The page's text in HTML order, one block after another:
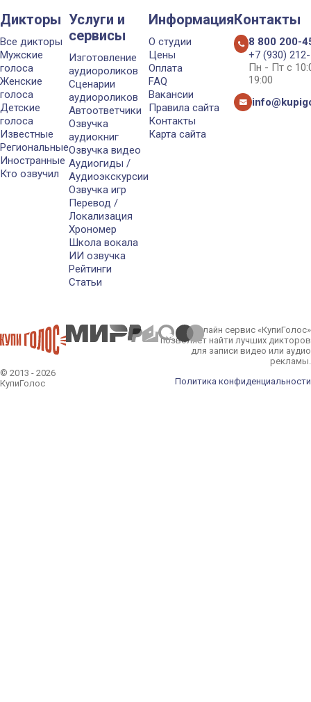
Дикторы
Все дикторы
Мужские
голоса
Женские
голоса
Детские
голоса
Известные
Региональные
Иностранные
Кто озвучил
Услуги и
сервисы
Изготовление
аудиороликов
Сценарии
аудиороликов
Автоответчики
Озвучка
аудиокниг
Озвучка видео
Аудиогиды /
Аудиоэкскурсии
Озвучка игр
Перевод /
Локализация
Хрономер
Школа вокала
ИИ озвучка
Рейтинги
Статьи
Информация
О студии
Цены
Оплата
FAQ
Вакансии
Правила сайта
Контакты
Карта сайта
Контакты
8 800 200-
+7 (930)
Пн - Пт с
19:00
© 2013 - 2026
КупиГолос
Онлайн сервис «КупиГолос»
позволяет найти лучших дикторов
для записи видео или аудио
рекламы.
Политика конфиденциальности